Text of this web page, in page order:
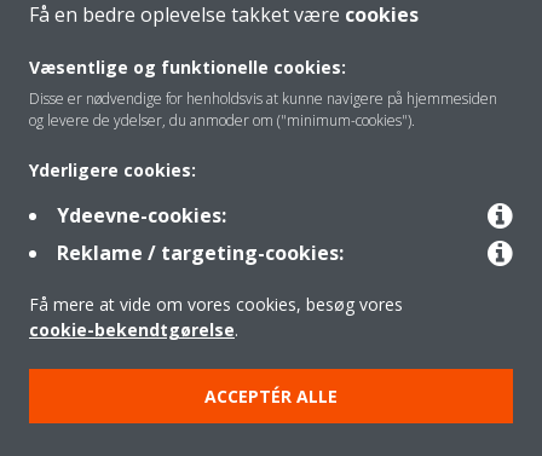
Om os
Kontakt
Produkter
Copyright © Daikin
Få en bedre oplevelse takket være cookies
Væsentlige og funktionelle cookies:
Disse er nødvendige for henholdsvis at kunne navigere på hjemmesiden
og levere de ydelser, du anmoder om ("minimum-cookies").
Yderligere cookies:
Ydeevne-cookies:
Reklame / targeting-cookies:
Få mere at vide om vores cookies, besøg vores
cookie-bekendtgørelse.
ACCEPTÉR ALLE